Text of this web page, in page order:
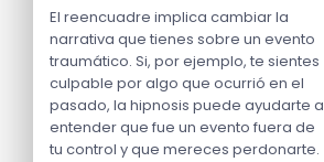
El reencuadre implica cambiar la
narrativa que tienes sobre un evento
traumático. Si, por ejemplo, te sientes
culpable por algo que ocurrió en el
pasado, la hipnosis puede ayudarte a
entender que fue un evento fuera de
tu control y que mereces perdonarte.